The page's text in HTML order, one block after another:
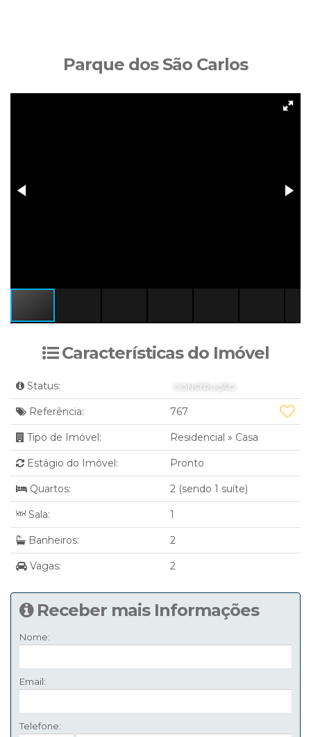
Parque dos São Carlos
Características do Imóvel
Status: CONSTRUÇÃO
Referência: 767
Tipo de Imóvel: Residencial » Casa
Estágio do Imóvel: Pronto
Quartos: 2 (sendo 1 suíte)
Sala: 1
Banheiros: 2
Vagas: 2
Receber mais Informações
Nome:
Email:
Telefone: